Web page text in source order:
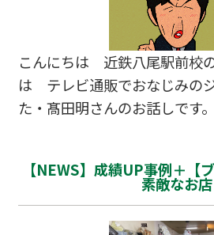
10/19 塾生とラミネート！【ブログ】
23/10/5 地名クイズ+薫英女学
【ブログ】 第45号 …
こんにちは 近鉄八尾駅前校
は テレビ通販でおなじみの
た・髙田明さんのお話しです。 ジャパネットた
か？ 苦労と失敗は一つもな
はよそのスタジオを借りて番
月に１回新商品が出るように
【NEWS】成績UP事例＋【
素敵なお店